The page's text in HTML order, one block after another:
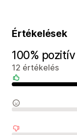
Értékelések
100% pozitív
12 értékelés